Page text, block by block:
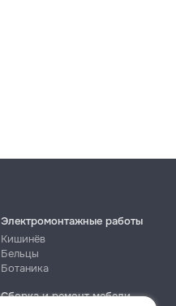
Электромонтажные работы
Кишинёв
Бельцы
Ботаника
Сборка и ремонт мебели